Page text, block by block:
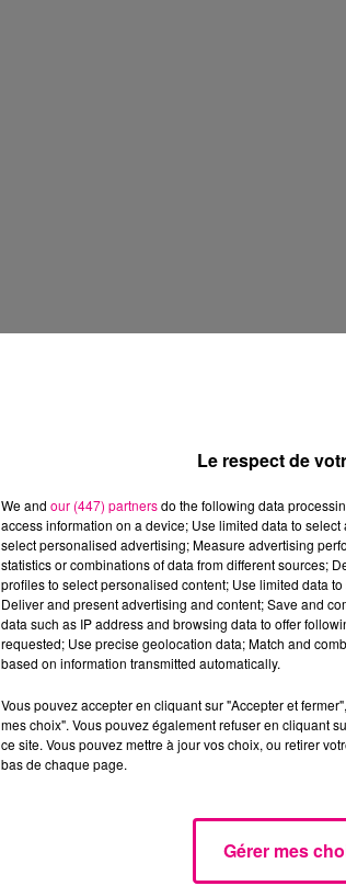
Le respect de
We and our (447) partnersdo the following data
access information on a device; Use limited data to
select personalised advertising; Measure advertising
statistics or combinations of data from different sources;
profiles to select personalised content; Use limited data
Deliver and present advertising and content; Save and
data such as IP address and browsing data to offer
requested; Use precise geolocation data; Match and
based on information transmitted automatically.
Vous pouvez accepter en cliquant sur "Accepter et
mes choix". Vous pouvez également refuser en cliquant
ce site. Vous pouvez mettre à jour vos choix, ou retirer
bas de chaque page.
Gérer mes